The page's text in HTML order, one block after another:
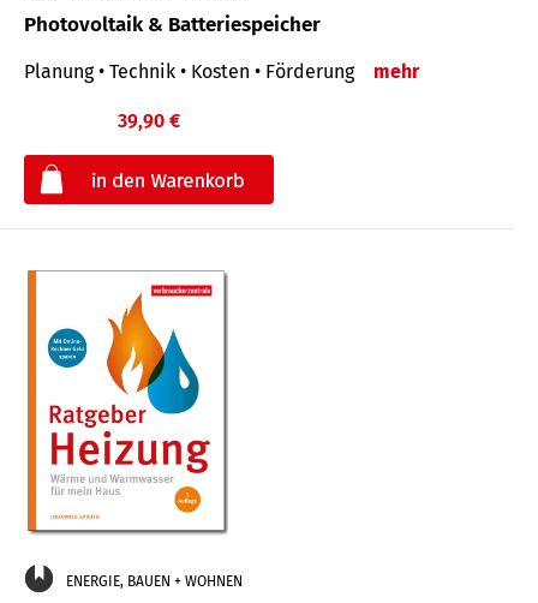
Photovoltaik & Batteriespeicher
Planung • Technik • Kosten • Förderung mehr
39,90 €
ENERGIE, BAUEN + WOHNEN